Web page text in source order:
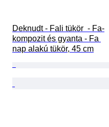
Deknudt - Fali tükör  - Fa-
kompozit és gyanta - Fa
nap alakú tükör, 45 cm